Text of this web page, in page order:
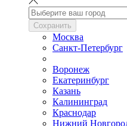
Сохранить
Москва
Санкт-Петербург
Воронеж
Екатеринбург
Казань
Калининград
Краснодар
Нижний